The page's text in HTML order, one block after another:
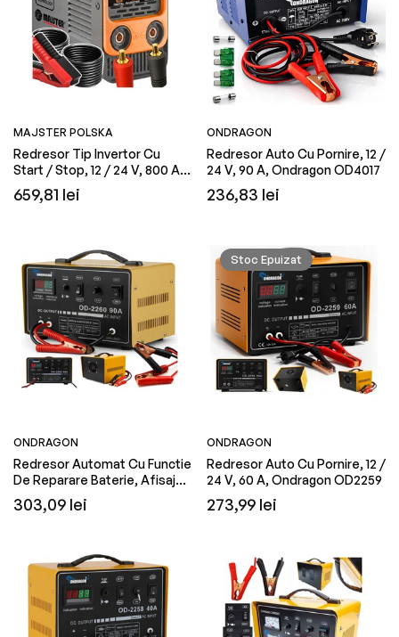
MAJSTER POLSKA
Redresor Tip Invertor Cu
Start / Stop, 12 / 24 V, 800 Ah,
Majster Polska MP0130
Preț
659,81 lei
ONDRAGON
Redresor Auto Cu Pornire, 12 /
24 V, 90 A, Ondragon OD4017
Preț
236,83 lei
ONDRAGON
Redresor Automat Cu Functie
De Reparare Baterie, Afisaj
LCD, 90 A, Ondragon OD2260
Preț
303,09 lei
Stoc Epuizat
ONDRAGON
Redresor Auto Cu Pornire, 12 /
24 V, 60 A, Ondragon OD2259
Preț
273,99 lei